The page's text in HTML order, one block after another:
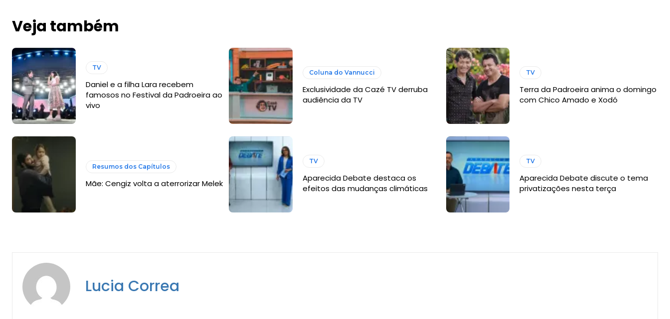
Veja também
TV
Daniel e a filha Lara recebem
famosos no Festival da Padroeira ao
vivo
Coluna do Vannucci
Exclusividade da Cazé TV derruba
audiência da TV
TV
Terra da Padroeira anima o domingo
com Chico Amado e Xodó
Resumos dos Capítulos
Mãe: Cengiz volta a aterrorizar Melek
TV
Aparecida Debate destaca os
efeitos das mudanças climáticas
TV
Aparecida Debate discute o tema
privatizações nesta terça
Lucia Correa